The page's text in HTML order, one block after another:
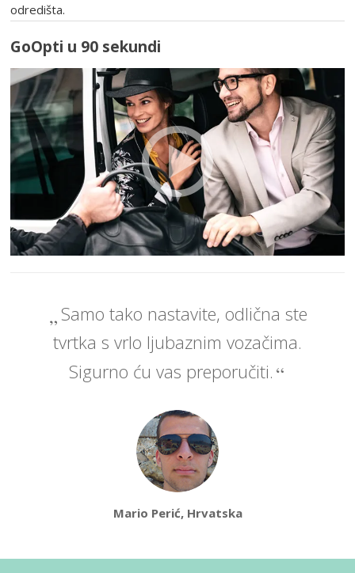
odredišta.
GoOpti u 90 sekundi
Samo tako nastavite, odlična ste
tvrtka s vrlo ljubaznim vozačima.
Sigurno ću vas preporučiti.
Mario Perić, Hrvatska